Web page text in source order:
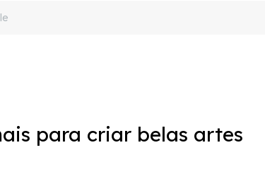
para criar belas artes